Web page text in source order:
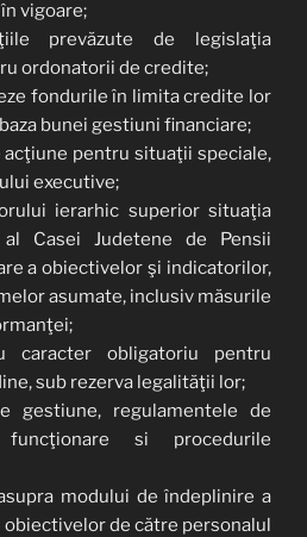
vigoare;
prevăzute de legislaţia
ordonatorii de credite;
fondurile în limita credite lor
bunei gestiuni financiare;
acţiune pentru situaţii speciale,
executive;
ierarhic superior situaţia
al Casei Judetene de Pensii
a obiectivelor şi indicatorilor,
asumate, inclusiv măsurile
caracter obligatoriu pentru
sub rezerva legalităţii lor;
gestiune, regulamentele de
si procedurile
modului de îndeplinire a
de către personalul